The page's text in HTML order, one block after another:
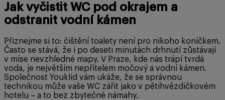
Jak vyčistit WC pod okrajem a
odstranit vodní kámen
Přiznejme si to: čištění toalety není pro nikoho koníčkem.
Často se stává, že i po deseti minutách drhnutí zůstávají
v míse nevzhledné mapy. V Praze, kde nás trápí tvrdá
voda, je největším nepřítelem močový a vodní kámen.
Společnost Youklid vám ukáže, že se správnou
technikou může vaše WC zářit jako v pětihvězdičkovém
hotelu – a to bez zbytečné námahy.